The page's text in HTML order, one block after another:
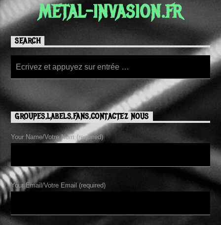
METAL-INVASION.FR
SEARCH
GROUPES,LABELS,FANS,CONTACTEZ NOUS
Your Name/Votre Nom (required)
Your Email/Votre Email (required)